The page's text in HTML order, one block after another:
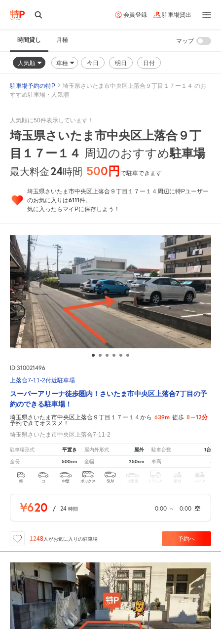
会員登録 駐車場貸出
時間貸し 月極
人気順 車種 今日 明日 日付
マップ
駐車場予約の特P
埼玉県さいたま市中央区上落合９丁目１７ー１４ のお
すすめ駐車場・人気順
人気順に50件表示しています！
埼玉県さいたま市中央区上落合９丁
目１７ー１４ 周辺のおすすめ駐車場
最大料金24時間 500円で駐車できます
埼玉県さいたま市中央区上落合９丁目１７ー１４周辺に特Pユーザー
のお気に入りは6111件。
気に入ったらマイPに保存しよう！
ID:310021496
上落合7-11-2付近駐車場
スーパーアリーナ徒歩圏内！さいたま市中央区上落合7丁目の予
約のできる駐車場！
埼玉県さいたま市中央区上落合９丁目１７ー１４から 639m 徒歩 8～12分
予約できてオススメ！
埼玉県さいたま市中央区上落合7-11-2
駐車場形式 平置き 屋内外形式 屋外 駐車台数 1台
全長 500cm 全幅 250cm 車高 -
軽 コ 中型 ボックス SUV 大型車 トラック 原付 バイク
¥620 / 24 時間 0:00 ～ 0:00 空
1248 人がお気に入りの駐車場 予約へ